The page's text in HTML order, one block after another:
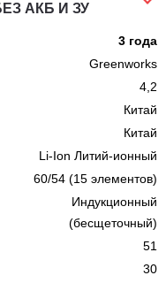
АКБ И ЗУ
3 года
Greenworks
4,2
Китай
Китай
Li-Ion Литий-ионный
60/54 (15 элементов)
Индукционный
(бесщеточный)
51
30